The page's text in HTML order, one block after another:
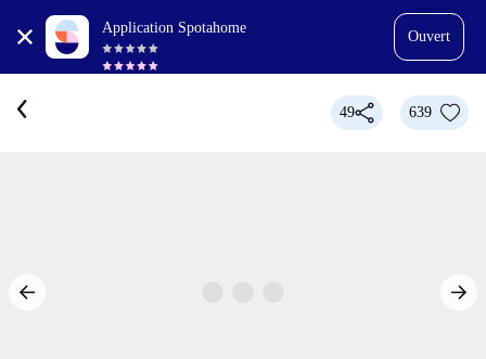
Application Spotahome
Ouvert
49 639